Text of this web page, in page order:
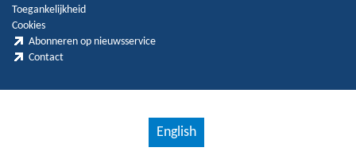
Toegankelijkheid
Cookies
Abonneren op nieuwsservice
Contact
English